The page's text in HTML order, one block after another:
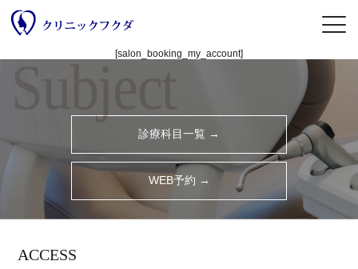
[salon_booking_my_account]
Subject
診療科目一覧 →
WEB予約 →
ACCESS